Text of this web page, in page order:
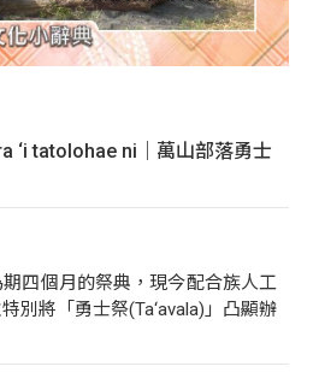
‘i tatolohae ni｜萬山部落勇士
四個月的祭典，現今配合族人工
別將「勇士祭(Ta‘avala)」凸顯辦